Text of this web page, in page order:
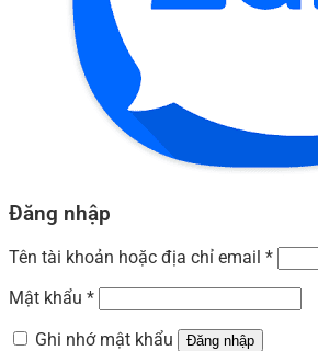
Đăng nhập
Tên tài khoản hoặc địa chỉ email *
Mật khẩu *
Ghi nhớ mật khẩu
Đăng nhập